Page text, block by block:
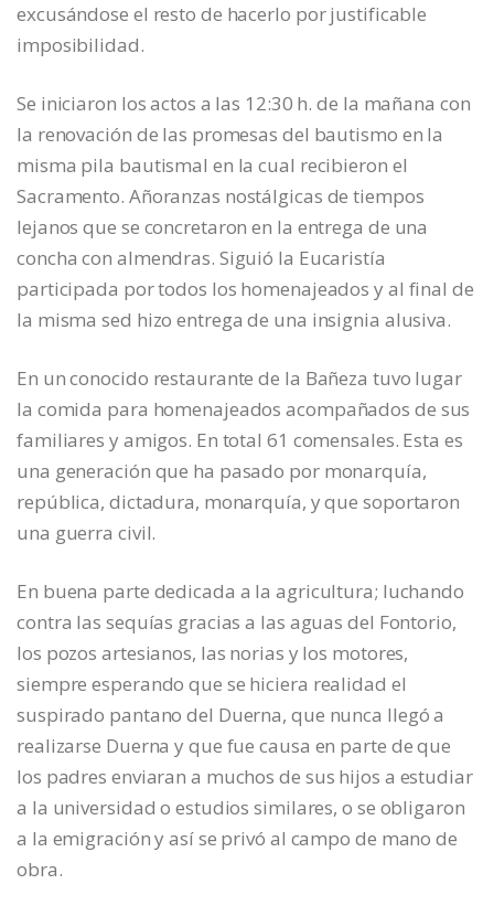
excusándose el resto de hacerlo por justificable
imposibilidad.
Se iniciaron los actos a las 12:30 h. de la mañana con
la renovación de las promesas del bautismo en la
misma pila bautismal en la cual recibieron el
Sacramento. Añoranzas nostálgicas de tiempos
lejanos que se concretaron en la entrega de una
concha con almendras. Siguió la Eucaristía
participada por todos los homenajeados y al final de
la misma sed hizo entrega de una insignia alusiva.
En un conocido restaurante de la Bañeza tuvo lugar
la comida para homenajeados acompañados de sus
familiares y amigos. En total 61 comensales. Esta es
una generación que ha pasado por monarquía,
república, dictadura, monarquía, y que soportaron
una guerra civil.
En buena parte dedicada a la agricultura; luchando
contra las sequías gracias a las aguas del Fontorio,
los pozos artesianos, las norias y los motores,
siempre esperando que se hiciera realidad el
suspirado pantano del Duerna, que nunca llegó a
realizarse Duerna y que fue causa en parte de que
los padres enviaran a muchos de sus hijos a estudiar
a la universidad o estudios similares, o se obligaron
a la emigración y así se privó al campo de mano de
obra.